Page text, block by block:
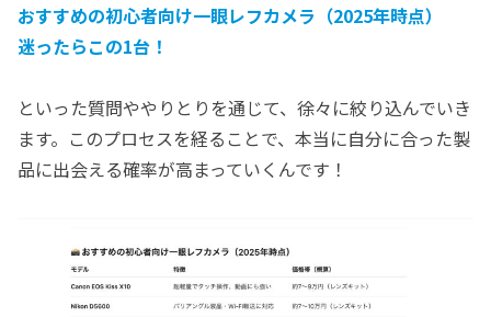
おすすめの初心者向け一眼レフカメラ（2025年時点）
迷ったらこの1台！
といった質問ややりとりを通じて、徐々に絞り込んでいき
ます。このプロセスを経ることで、本当に自分に合った製
品に出会える確率が高まっていくんです！